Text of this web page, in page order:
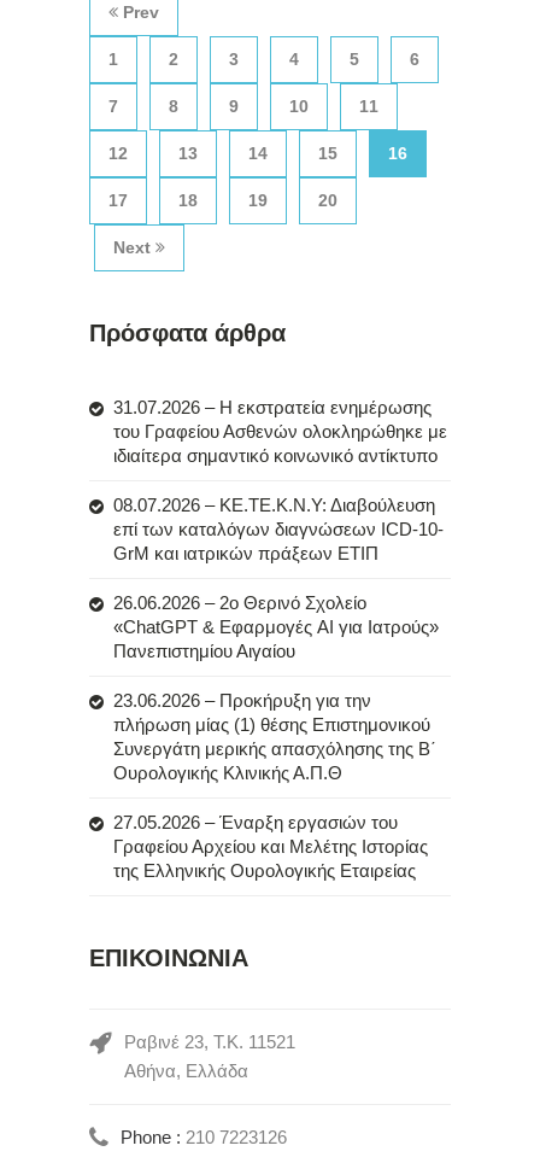
Prev
1 2 3 4 5 6
7 8 9 10 11
12 13 14 15 16
17 18 19 20
Next
Πρόσφατα άρθρα
31.07.2026 – Η εκστρατεία ενημέρωσης
του Γραφείου Ασθενών ολοκληρώθηκε με
ιδιαίτερα σημαντικό κοινωνικό αντίκτυπο
08.07.2026 – ΚΕ.ΤΕ.Κ.Ν.Υ: Διαβούλευση
επί των καταλόγων διαγνώσεων ICD-10-
GrM και ιατρικών πράξεων ΕΤΙΠ
26.06.2026 – 2ο Θερινό Σχολείο
«ChatGPT & Εφαρμογές AI για Ιατρούς»
Πανεπιστημίου Αιγαίου
23.06.2026 – Προκήρυξη για την
πλήρωση μίας (1) θέσης Επιστημονικού
Συνεργάτη μερικής απασχόλησης της Β΄
Ουρολογικής Κλινικής Α.Π.Θ
27.05.2026 – Έναρξη εργασιών του
Γραφείου Αρχείου και Μελέτης Ιστορίας
της Ελληνικής Ουρολογικής Εταιρείας
ΕΠΙΚΟΙΝΩΝΙΑ
Ραβινέ 23, Τ.Κ. 11521
Αθήνα, Ελλάδα
Phone : 210 7223126